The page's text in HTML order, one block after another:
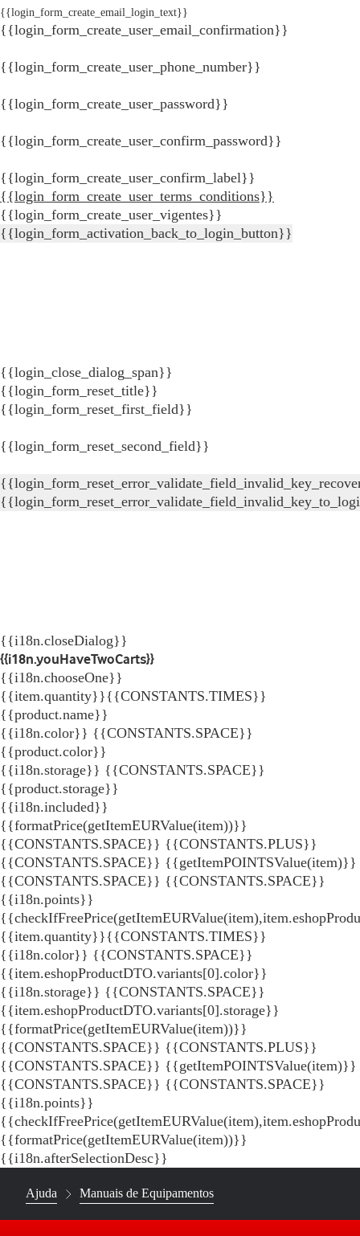
{{login_form_create_email_login_text}}
{{login_form_create_user_email_confirmation}}
{{login_form_create_user_phone_number}}
{{login_form_create_user_password}}
{{login_form_create_user_confirm_password}}
{{login_form_create_user_confirm_label}}
{{login_form_create_user_terms_conditions}}
{{login_form_create_user_vigentes}}
{{login_form_activation_back_to_login_button}}
{{login_close_dialog_span}}
{{login_form_reset_title}}
{{login_form_reset_first_field}}
{{login_form_reset_second_field}}
{{i18n.closeDialog}}
{{i18n.youHaveTwoCarts}}
{{i18n.chooseOne}}
{{item.quantity}}{{CONSTANTS.TIMES}}
{{product.name}}
{{i18n.color}} {{CONSTANTS.SPACE}}
{{product.color}}
{{i18n.storage}} {{CONSTANTS.SPACE}}
{{product.storage}}
{{i18n.included}}
{{formatPrice(getItemEURValue(item))}}
{{CONSTANTS.SPACE}} {{CONSTANTS.PLUS}}
{{CONSTANTS.SPACE}} {{getItemPOINTSValue(item)}}
{{CONSTANTS.SPACE}} {{CONSTANTS.SPACE}}
{{i18n.points}}
{{item.quantity}}{{CONSTANTS.TIMES}}
{{i18n.color}} {{CONSTANTS.SPACE}}
{{item.eshopProductDTO.variants[0].color}}
{{i18n.storage}} {{CONSTANTS.SPACE}}
{{item.eshopProductDTO.variants[0].storage}}
{{formatPrice(getItemEURValue(item))}}
{{CONSTANTS.SPACE}} {{CONSTANTS.PLUS}}
{{CONSTANTS.SPACE}} {{getItemPOINTSValue(item)}}
{{CONSTANTS.SPACE}} {{CONSTANTS.SPACE}}
{{i18n.points}}
{{formatPrice(getItemEURValue(item))}}
{{i18n.afterSelectionDesc}}
Ajuda Manuais de Equipamentos